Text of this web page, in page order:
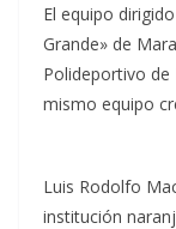
El equipo
Grande» de
Polideportivo de
mismo equipo
Luis Rodolfo
institución